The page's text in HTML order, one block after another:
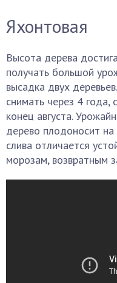
Яхонтовая
Высота дерева
получать большой
высадка двух
снимать через 4 года,
конец августа.
дерево плодоносит
слива отличается
морозам, возвратным